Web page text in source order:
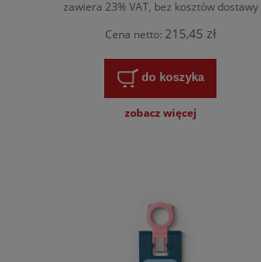
zawiera 23% VAT, bez kosztów dostawy
Cena netto: 215,45 zł
do koszyka
zobacz więcej